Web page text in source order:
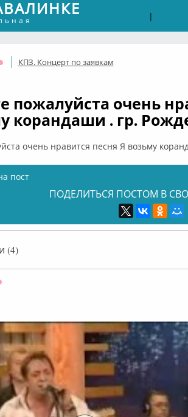
|
Оффлайн
КПЗ. Концерт по заявкам
пожалуйста очень
корандаши . гр.
очень нравится песня Я возьму
пост
ПОДЕЛИТЬСЯ ПОСТОМ В
(4)